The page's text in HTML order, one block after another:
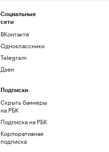
Социальные
сети
ВКонтакте
Одноклассники
Telegram
Дзен
Подписки
Скрыть баннеры
на РБК
Подписка на РБК
Корпоративная
подписка